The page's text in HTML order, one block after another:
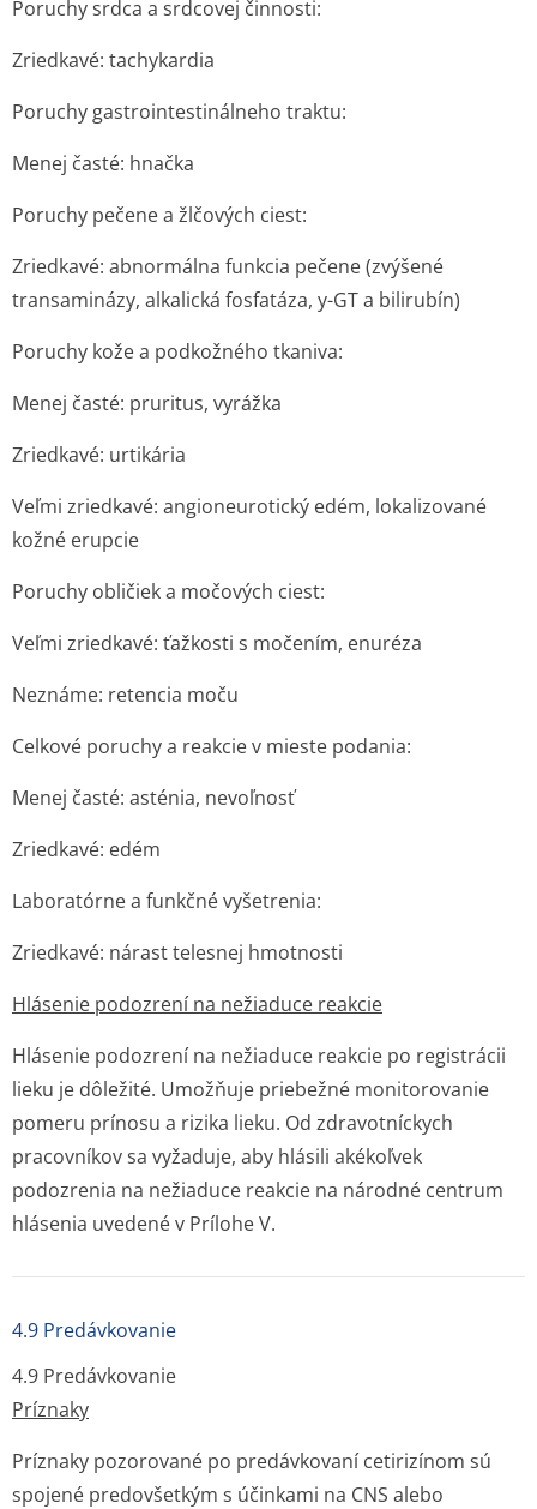
Poruchy srdca a srdcovej činnosti:
Zriedkavé: tachykardia
Poruchy gastrointesti­nálneho traktu:
Menej časté: hnačka
Poruchy pečene a žlčových ciest:
Zriedkavé: abnormálna funkcia pečene (zvýšené
transaminázy, alkalická fosfatáza, y-GT a bilirubín)
Poruchy kože a podkožného tkaniva:
Menej časté: pruritus, vyrážka
Zriedkavé: urtikária
Veľmi zriedkavé: angioneurotický edém, lokalizované
kožné erupcie
Poruchy obličiek a močových ciest:
Veľmi zriedkavé: ťažkosti s močením, enuréza
Neznáme: retencia moču
Celkové poruchy a reakcie v mieste podania:
Menej časté: asténia, nevoľnosť
Zriedkavé: edém
Laboratórne a funkčné vyšetrenia:
Zriedkavé: nárast telesnej hmotnosti
Hlásenie podozrení na nežiaduce reakcie
Hlásenie podozrení na nežiaduce reakcie po registrácii
lieku je dôležité. Umožňuje priebežné monitorovanie
pomeru prínosu a rizika lieku. Od zdravotníckych
pracovníkov sa vyžaduje, aby hlásili akékoľvek
podozrenia na nežiaduce reakcie na národné centrum
hlásenia uvedené v Prílohe V.
4.9 Predávkovanie
4.9 Predávkovanie
Príznaky
Príznaky pozorované po predávkovaní cetirizínom sú
spojené predovšetkým s účinkami na CNS alebo